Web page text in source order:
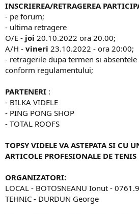
INSCRIEREA/RETRAGEREA
- pe forum;
- ultima retragere
O/E - joi 20.10.2022 ora 20.00;
A/H - vineri 23.10.2022 - ora 20:00;
- retragerile dupa termen si
conform regulamentului;
PARTENERI :
- BILKA VIDELE
- PING PONG SHOP
- TOTAL ROOFS
TOPSY VIDELE VA ASTEPATA SI CU
ARTICOLE PROFESIONALE DE TENIS
ORGANIZATORI:
LOCAL - BOTOSNEANU Ionut -
TEHNIC - DURDUN George